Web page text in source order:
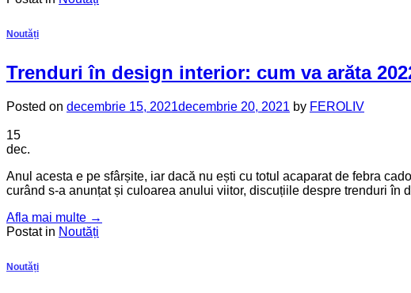
Noutăți
Trenduri în design interior: cum va arăta
Posted on decembrie 15, 2021decembrie 20, 2021 by FEROLIV
15
dec.
Anul acesta e pe sfârșite, iar dacă nu ești cu totul acaparat de febra
curând s-a anunțat și culoarea anului viitor, discuțiile despre trenduri în
Afla mai multe →
Postat in Noutăți
Noutăți